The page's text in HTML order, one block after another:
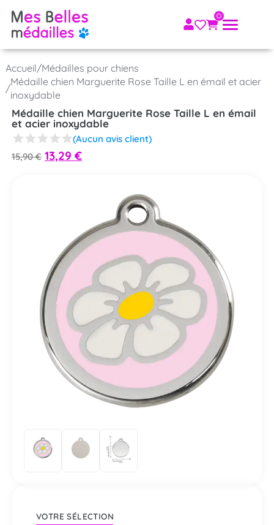
Accueil/Médailles pour chiens
/
Médaille chien Marguerite Rose Taille L en émail et acier
inoxydable
Médaille chien Marguerite Rose Taille L en émail
et acier inoxydable
(Aucun avis client)
15,90€ 13,29 €
VOTRE SÉLECTION